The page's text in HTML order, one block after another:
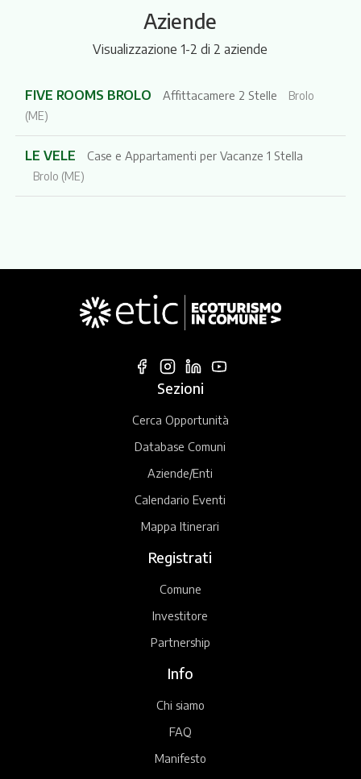
Aziende
Visualizzazione 1-2 di 2 aziende
FIVE ROOMS BROLO Affittacamere 2 Stelle
Brolo
(ME)
LE VELE Case e Appartamenti per Vacanze 1 Stella
Brolo (ME)
Sezioni
Cerca Opportunità
Database Comuni
Aziende/Enti
Calendario Eventi
Mappa Itinerari
Registrati
Comune
Investitore
Partnership
Info
Chi siamo
FAQ
Manifesto